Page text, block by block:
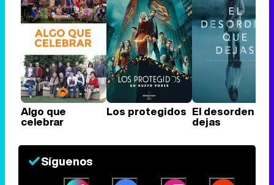
Algo que
celebrar
Los protegidos El desorden
dejas
Síguenos